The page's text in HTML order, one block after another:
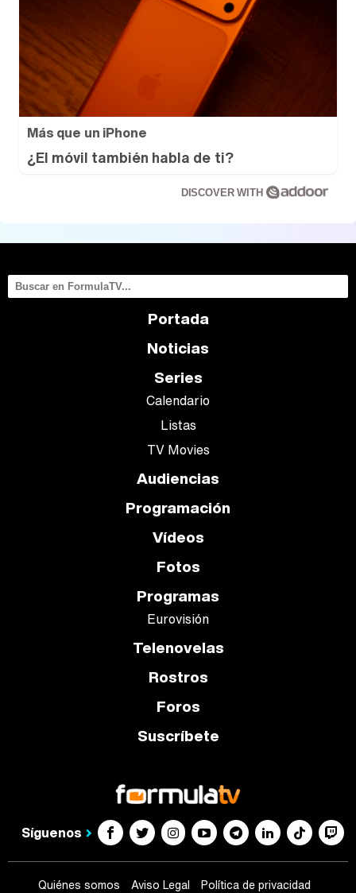
Más que un iPhone
¿El móvil también habla de ti?
DISCOVER WITH
Portada
Noticias
Series
Calendario
Listas
TV Movies
Audiencias
Programación
Vídeos
Fotos
Programas
Eurovisión
Telenovelas
Rostros
Foros
Suscríbete
Síguenos
Quiénes somos Aviso Legal Política de privacidad